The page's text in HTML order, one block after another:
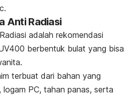
.
Anti Radiasi
adalah rekomendasi
berbentuk bulat yang bisa
terbuat dari bahan yang
PC, tahan panas, serta